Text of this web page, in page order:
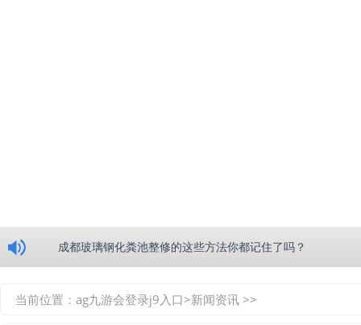
成都玻璃钢化粪池整修的这些方法你都记住了吗？
当前位置： ag九游会登录j9入口>新闻资讯 >>